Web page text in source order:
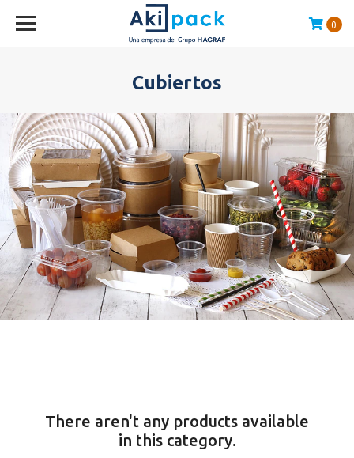
0
Cubiertos
There aren't any products available
in this category.